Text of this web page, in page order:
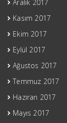
Aralık 2017
Kasım 2017
Ekim 2017
Eylül 2017
Ağustos 2017
Temmuz 2017
Haziran 2017
Mayıs 2017